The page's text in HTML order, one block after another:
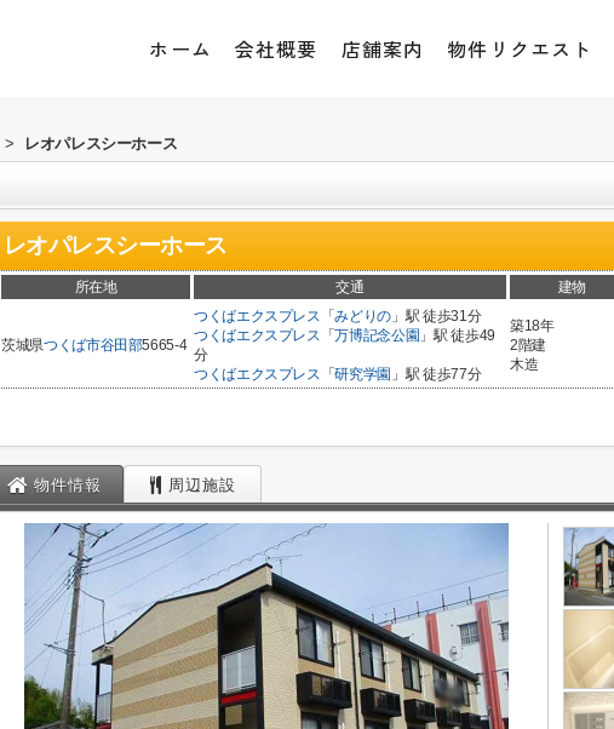
ホーム 会社概要 店舗案内 物件リクエスト
> レオパレスシーホース
レオパレスシーホース
所在地 交通 建物
茨城県つくば市谷田部5665-4
つくばエクスプレス 「みどりの 」駅 徒歩31分
つくばエクスプレス 「万博記念公園 」駅 徒歩49
分
つくばエクスプレス 「研究学園 」駅 徒歩77分
築18年
2階建
木造
物件情報 周辺施設